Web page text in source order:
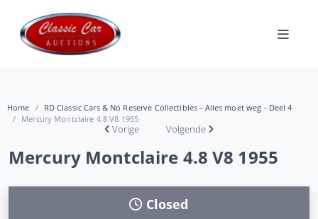
Home
RD Classic Cars & No Reserve Collectibles - Alles moet weg - Deel 4
Mercury Montclaire 4.8 V8 1955
Vorige Volgende
Mercury Montclaire 4.8 V8 1955
Closed